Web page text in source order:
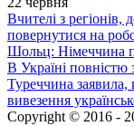
Вчителі з
повернутися на
Шольц: Німеччина
В Україні
Туреччина заявила,
вивезення
Copyright © 2016 -